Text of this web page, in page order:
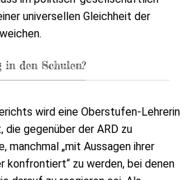
universellen Gleichheit der
den Schulen?
wird eine Oberstufen-Lehrerin
gegenüber der ARD zu
„mit Aussagen ihrer
konfrontiert“ zu werden, bei denen